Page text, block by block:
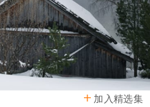
加入精选集